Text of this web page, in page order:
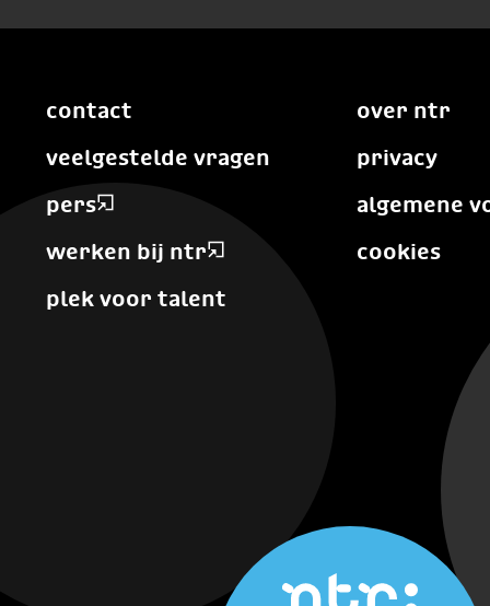
contact
veelgestelde vragen
pers
werken bij ntr
plek voor talent
over ntr
privacy
algemene
cookies